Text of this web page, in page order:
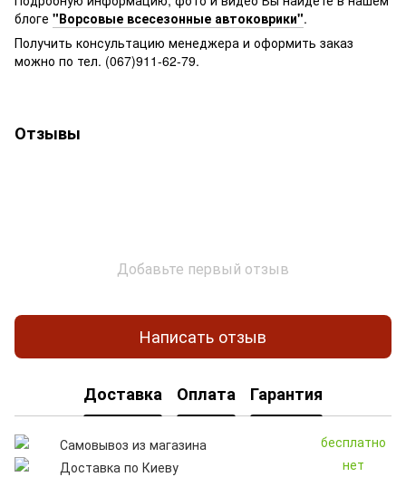
блоге "Ворсовые всесезонные автоковрики".
Получить консультацию менеджера и оформить заказ
можно по тел. (067)911-62-79.
Отзывы
Добавьте первый отзыв
Написать отзыв
Доставка Оплата Гарантия
Самовывоз из магазина
бесплатно
Доставка по Киеву
нет